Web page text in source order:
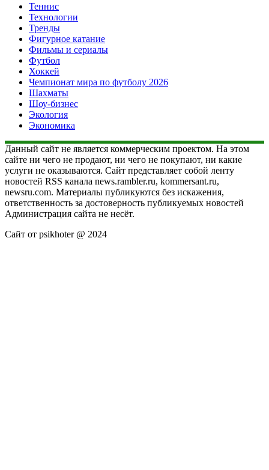
Теннис
Технологии
Тренды
Фигурное катание
Фильмы и сериалы
Футбол
Хоккей
Чемпионат мира по футболу 2026
Шахматы
Шоу-бизнес
Экология
Экономика
Данный сайт не является коммерческим проектом. На этом
сайте ни чего не продают, ни чего не покупают, ни какие
услуги не оказываются. Сайт представляет собой ленту
новостей RSS канала news.rambler.ru, kommersant.ru,
newsru.com. Материалы публикуются без искажения,
ответственность за достоверность публикуемых новостей
Администрация сайта не несёт.
Сайт от psikhoter @ 2024